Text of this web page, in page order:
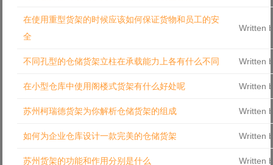
在使用重型货架的时候应该如何保证货物和员工的安
全
Written
不同孔型的仓储货架立柱在承载能力上各有什么不同 Written
在小型仓库中使用阁楼式货架有什么好处呢 Written
苏州柯瑞德货架为你解析仓储货架的组成 Written
如何为企业仓库设计一款完美的仓储货架 Written
苏州货架的功能和作用分别是什么 Written
Log in with Facebook
Forgot your password?